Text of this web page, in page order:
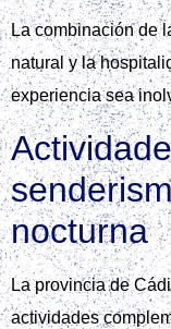
La combinación de
natural y la
experiencia sea
nocturna
La provincia de
actividades